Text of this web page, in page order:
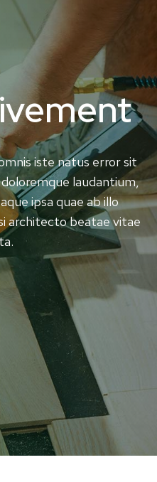
iste natus error sit
laudantium,
ipsa quae ab illo
architecto beatae vitae